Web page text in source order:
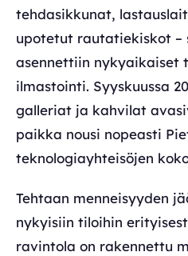
tehdasikkunat,
upotetut rautatiekiskot –
asennettiin nykyaikaiset
ilmastointi. Syyskuussa
galleriat ja kahvilat
paikka nousi nopeasti
teknologiayhteisöjen
Tehtaan menneisyyden
nykyisiin tiloihin
ravintola on rakennettu